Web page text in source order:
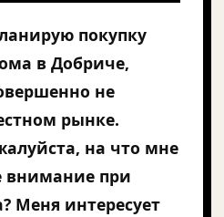
покупку
в Добриче,
не
рынке.
на что мне
внимание при
Меня интересует